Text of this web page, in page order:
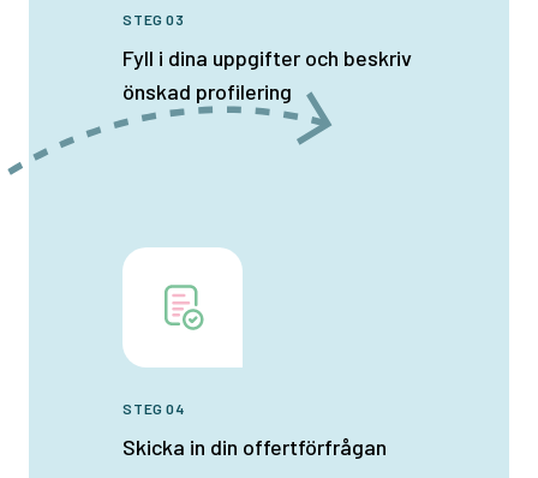
STEG 03
Fyll i dina uppgifter och beskriv
önskad profilering
STEG 04
Skicka in din offertförfrågan